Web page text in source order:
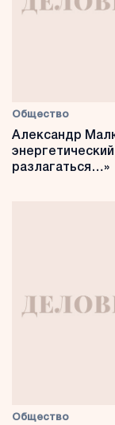
Общество
Александр
разлагаться…»
Общество